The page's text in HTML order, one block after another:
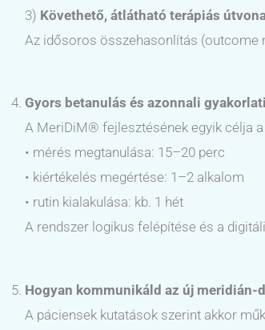
3) Követhető, átlátható terápiás
Az idősoros összehasonlítás (outcome
Gyors betanulás és azonnali
A MeriDiM® fejlesztésének egyik célja
• mérés megtanulása: 15–20 perc
• kiértékelés megértése: 1–2 alkalom
• rutin kialakulása: kb. 1 hét
A rendszer logikus felépítése és a
Hogyan kommunikáld az új
A páciensek kutatások szerint akkor